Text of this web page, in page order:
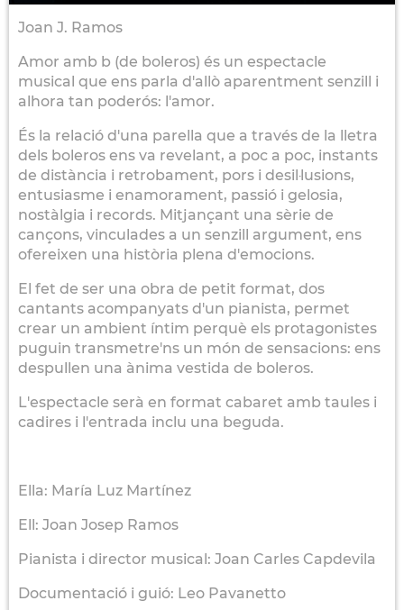
Joan J. Ramos
Amor amb b (de boleros) és un espectacle
musical que ens parla d'allò aparentment senzill i
alhora tan poderós: l'amor.
És la relació d'una parella que a través de la lletra
dels boleros ens va revelant, a poc a poc, instants
de distància i retrobament, pors i desil·lusions,
entusiasme i enamorament, passió i gelosia,
nostàlgia i records. Mitjançant una sèrie de
cançons, vinculades a un senzill argument, ens
ofereixen una història plena d'emocions.
El fet de ser una obra de petit format, dos
cantants acompanyats d'un pianista, permet
crear un ambient íntim perquè els protagonistes
puguin transmetre'ns un món de sensacions: ens
despullen una ànima vestida de boleros.
L'espectacle serà en format cabaret amb taules i
cadires i l'entrada inclu una beguda.
Ella: María Luz Martínez
Ell: Joan Josep Ramos
Pianista i director musical: Joan Carles Capdevila
Documentació i guió: Leo Pavanetto